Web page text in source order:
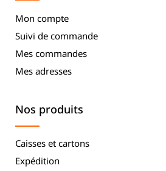
Mon compte
Suivi de commande
Mes commandes
Mes adresses
Nos produits
Caisses et cartons
Expédition